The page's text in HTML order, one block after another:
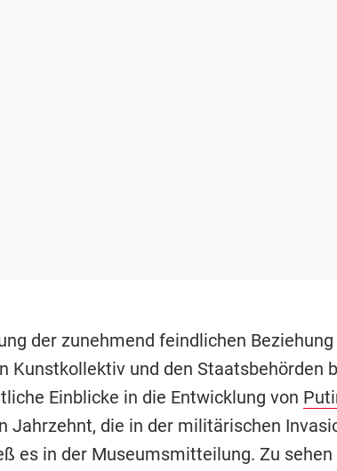
der zunehmend feindlichen
Kunstkollektiv und den Staatsbehörden
Einblicke in die Entwicklung von
Jahrzehnt, die in der militärischen
es in der Museumsmitteilung. Zu sehen